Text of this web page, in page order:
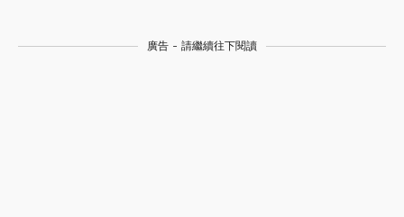
廣告 - 請繼續往下閱讀